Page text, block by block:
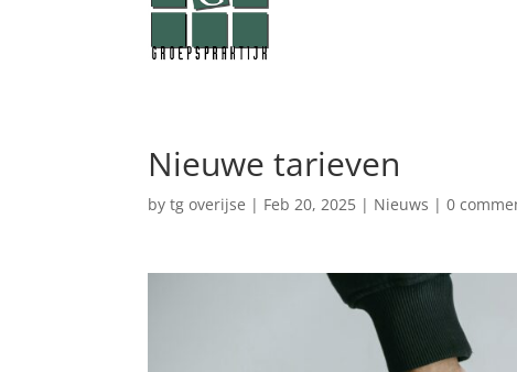
Nieuwe tarieven
bytg overijse | Feb 20, 2025 | Nieuws |0